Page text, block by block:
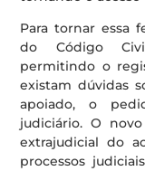
Para tornar essa
do Código
permitindo o
existam dúvidas
apoiado, o
judiciário. O
extrajudicial do
processos